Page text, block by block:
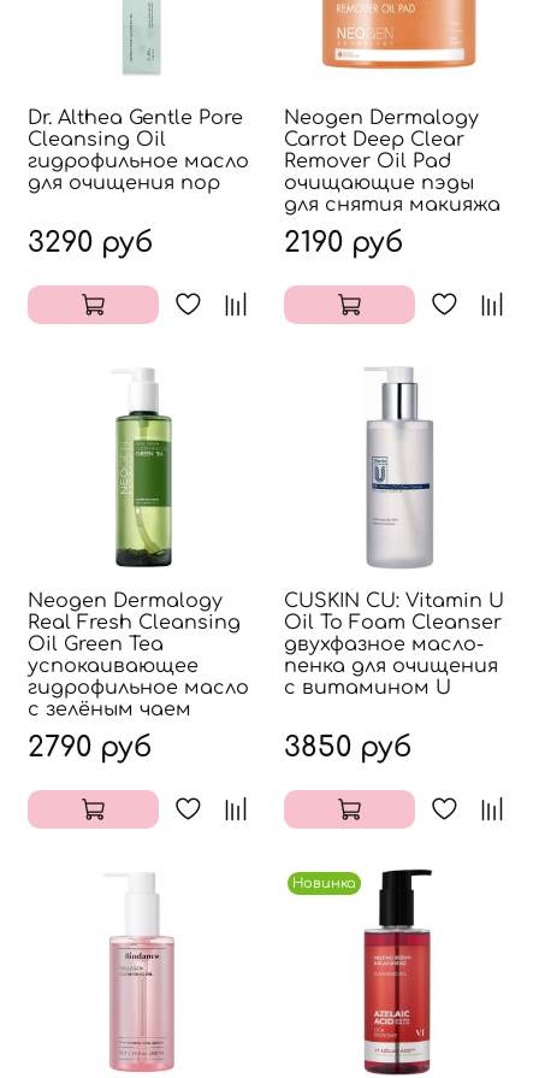
Dr. Althea Gentle Pore
Cleansing Oil
гидрофильное масло
для очищения пор
3290 руб
Neogen Dermalogy
Carrot Deep Clear
Remover Oil Pad
очищающие пэды
для снятия макияжа
2190 руб
Neogen Dermalogy
Real Fresh Cleansing
Oil Green Tea
успокаивающее
гидрофильное масло
с зелёным чаем
2790 руб
CUSKIN CU: Vitamin U
Oil To Foam Cleanser
двухфазное масло-
пенка для очищения
с витамином U
3850 руб
Новинка